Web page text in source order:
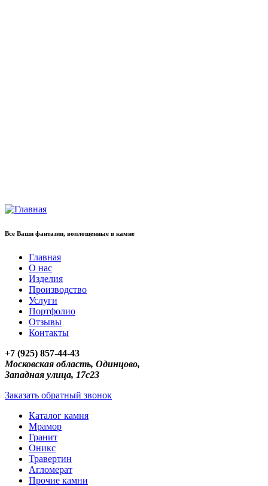
Все Ваши фантазии, воплощенные в камне
Главная
О нас
Изделия
Производство
Услуги
Портфолио
Отзывы
Контакты
+7 (925) 857-44-43
Московская область, Одинцово,
Западная улица, 17с23
Заказать обратный звонок
Каталог камня
Мрамор
Гранит
Оникс
Травертин
Агломерат
Прочие камни